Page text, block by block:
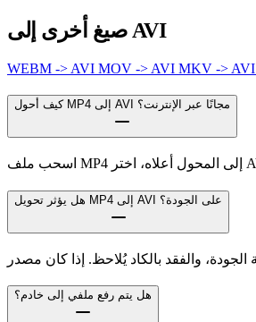
صيغ أخرى إلى AVI
WEBM -> AVI MOV -> AVI MKV -> AVI
كيف أحول MP4 إلى AVI مجانًا عبر الإنترنت؟
هل يؤثر تحويل MP4 إلى AVI على الجودة؟
هل يتم رفع ملفي إلى خادم؟